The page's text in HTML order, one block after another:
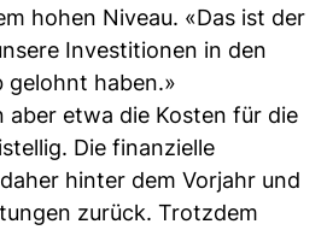
hohen Niveau. «Das ist der
Investitionen in den
gelohnt haben.»
aber etwa die Kosten für die
Die finanzielle
hinter dem Vorjahr und
zurück. Trotzdem